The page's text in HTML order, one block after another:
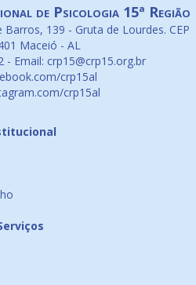
de Psicologia 15ª Região
139 - Gruta de Lourdes. CEP
Maceió - AL
- Email: crp15@crp15.org.br
crp15al
crp15al